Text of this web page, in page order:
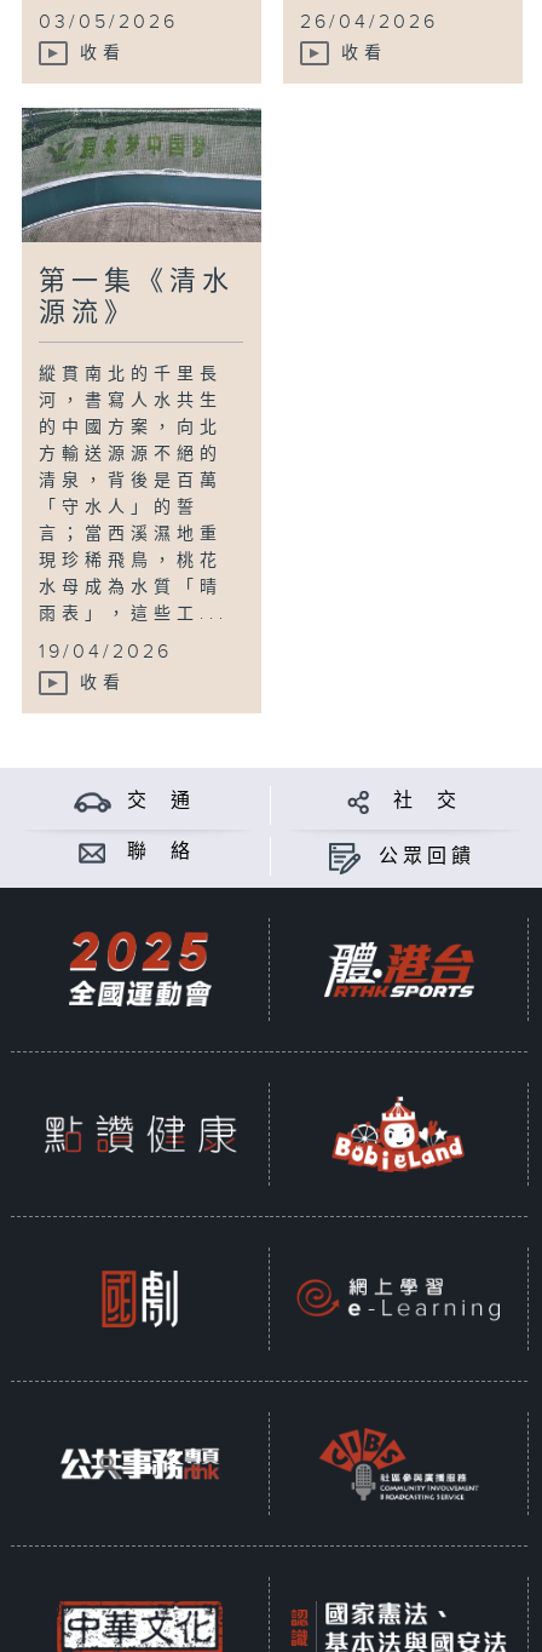
03/05/2026
收看
26/04/2026
收看
第一集《清水
源流》
縱貫南北的千里長
河，書寫人水共生
的中國方案，向北
方輸送源源不絕的
清泉，背後是百萬
「守水人」的誓
言；當西溪濕地重
現珍稀飛鳥，桃花
水母成為水質「晴
雨表」，這些工...
19/04/2026
收看
交 通 社 交
聯 絡 公眾回饋